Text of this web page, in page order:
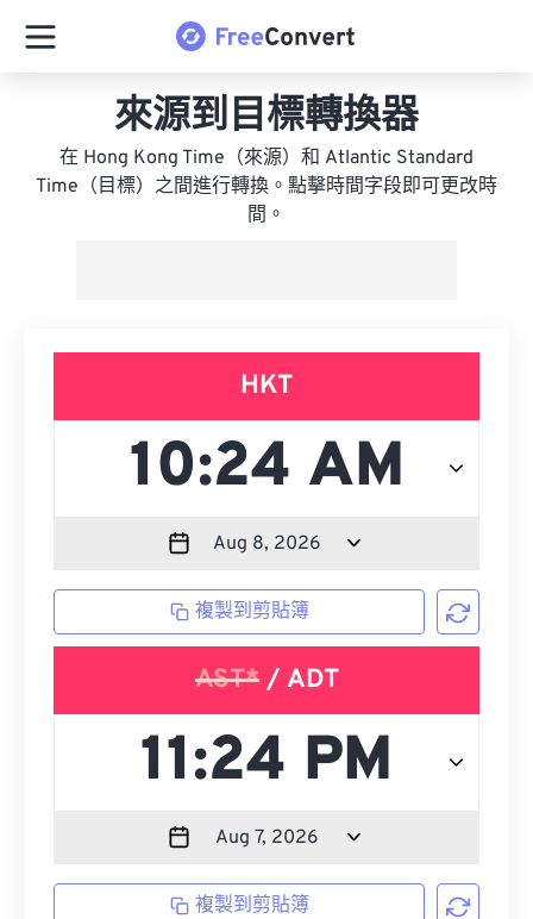
來源到目標轉換器
在 Hong Kong Time（來源）和 Atlantic Standard
Time（目標）之間進行轉換。點擊時間字段即可更改時
間。
HKT
複製到剪貼簿
AST*/ ADT
複製到剪貼簿